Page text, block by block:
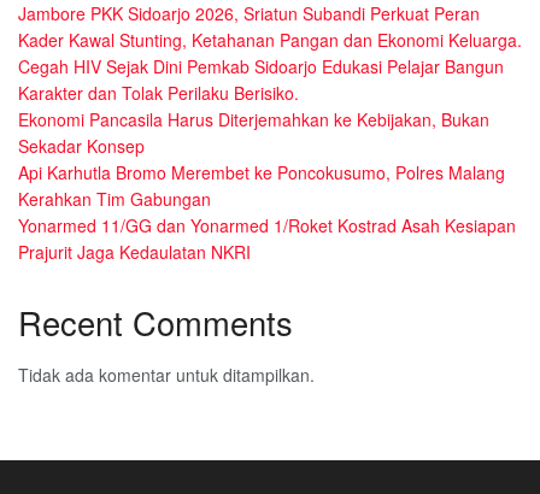
Jambore PKK Sidoarjo 2026, Sriatun Subandi Perkuat Peran
Kader Kawal Stunting, Ketahanan Pangan dan Ekonomi Keluarga.
Cegah HIV Sejak Dini Pemkab Sidoarjo Edukasi Pelajar Bangun
Karakter dan Tolak Perilaku Berisiko.
Ekonomi Pancasila Harus Diterjemahkan ke Kebijakan, Bukan
Sekadar Konsep
Api Karhutla Bromo Merembet ke Poncokusumo, Polres Malang
Kerahkan Tim Gabungan
Yonarmed 11/GG dan Yonarmed 1/Roket Kostrad Asah Kesiapan
Prajurit Jaga Kedaulatan NKRI
Recent Comments
Tidak ada komentar untuk ditampilkan.